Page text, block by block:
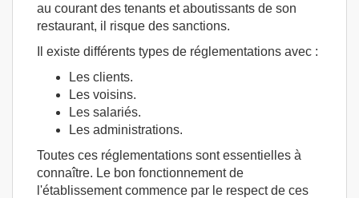
au courant des tenants et aboutissants de son
restaurant, il risque des sanctions.
Il existe différents types de réglementations avec :
Les clients.
Les voisins.
Les salariés.
Les administrations.
Toutes ces réglementations sont essentielles à
connaître. Le bon fonctionnement de
l'établissement commence par le respect de ces